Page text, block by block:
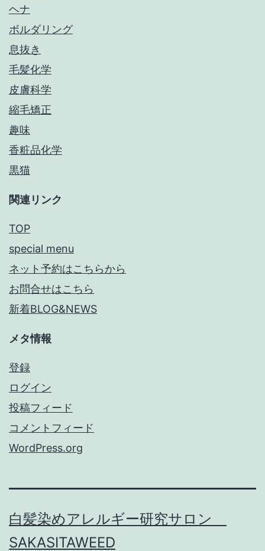
ヘナ
ボルダリング
息抜き
毛髪化学
皮膚科学
縮毛矯正
趣味
香粧品化学
黒猫
関連リンク
TOP
special menu
ネット予約はこちらから
お問合せはこちら
新着BLOG&NEWS
メタ情報
登録
ログイン
投稿フィード
コメントフィード
WordPress.org
白髪染めアレルギー研究サロン
SAKASITAWEED